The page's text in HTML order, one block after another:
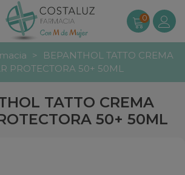
0
>
BEPANTHOL TATTO CREMA
PROTECTORA 50+ 50ML
TATTO CREMA
50+ 50ML